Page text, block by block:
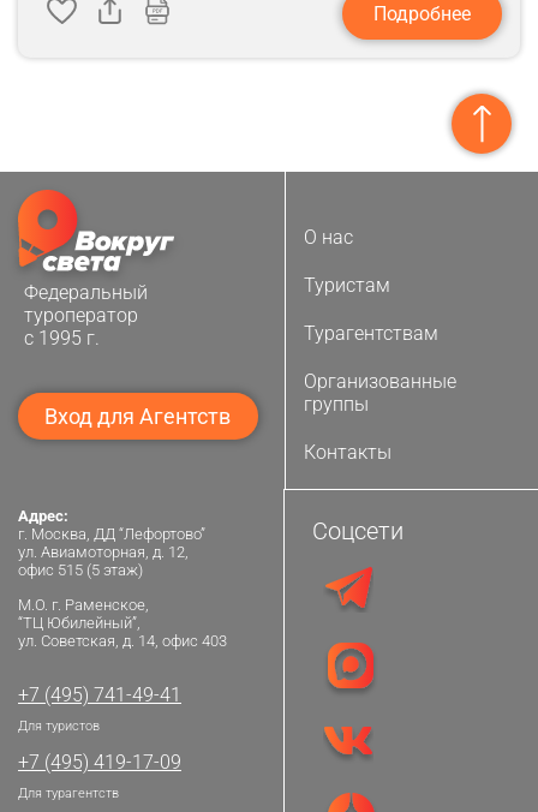
Подробнее
Федеральный
туроператор
с 1995 г.
Вход для Агентств
О нас
Туристам
Турагентствам
Организованные
группы
Контакты
Адрес:
г. Москва, ДД “Лефортово”
ул. Авиамоторная, д. 12,
офис 515 (5 этаж)
М.О. г. Раменское,
“ТЦ Юбилейный”,
ул. Советская, д. 14, офис 403
+7 (495) 741-49-41
Для туристов
+7 (495) 419-17-09
Для турагентств
Соцсети